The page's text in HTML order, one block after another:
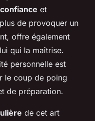
confiance et
de provoquer un
offre également
qui la maîtrise.
personnelle est
le coup de poing
de préparation.
de cet art